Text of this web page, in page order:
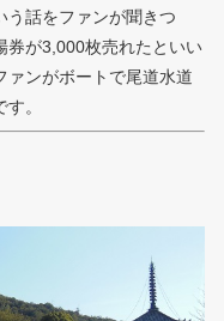
う話をファンが聞きつ
券が3,000枚売れたといい
ァンがボートで尾道水道
。